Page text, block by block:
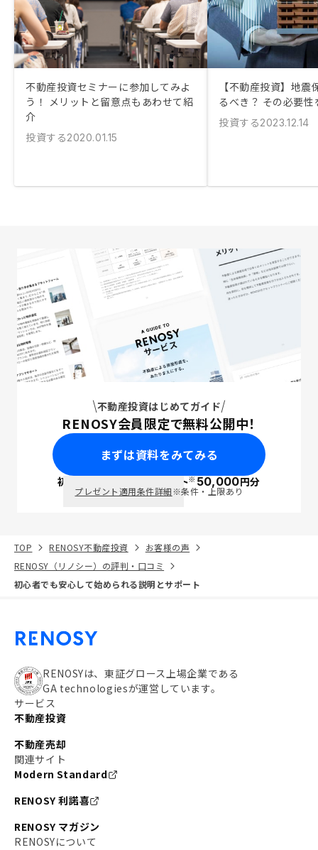
不動産投資セミナーに参加してみよ
う！ メリットと留意点もあわせて紹
介
投資する2020.01.15
【不動産投資】地
るべき？ その必要性
投資する2023.12.14
不動産投資はじめてガイド
RENOSY会員限定で無料公開中！
まずは資料をみてみる
初回面談で ポイント※50,000円分
プレゼント適用条件詳細※条件・上限あり
TOP RENOSY不動産投資
お客様の声
RENOSY（リノシー）の評判・口コミ
初心者でも安心して始められる説明とサポート
RENOSYは、東証グロース上場企業である
GA technologiesが運営しています。
サービス
不動産投資
不動産売却
関連サイト
Modern Standard
RENOSY 利諾喜
RENOSY マガジン
RENOSYについて